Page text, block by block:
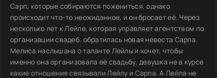
Сарп, которые собираются пожениться, однако
происходит что-то неожиданное, и он бросает её. Через
несколько лет к Лейле, которая управляет агентством по
организации свадеб, обратилась новая невеста Сарпа.
Мелиса наслышана о таланте Лейлы и хочет, чтобы
именно она организовала её свадьбу, девушка не в курсе
какие отношения связывали Лейлу и Сарпа. А Лейла не